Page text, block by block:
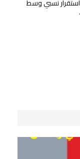
استقرار نسبي وسط